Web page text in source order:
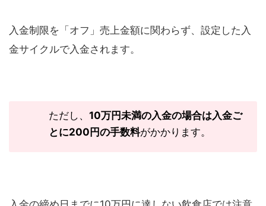
入金制限を「オフ」売上金額に関わらず、設定した入
金サイクルで入金されます。
ただし、 10万円未満の入金の場合は入金ご
とに200 円の手数料がかかります。